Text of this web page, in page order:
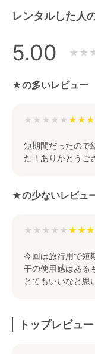
レンタルした人
5.00
★の多いレビュー
★★★★★
短期間だったので
た！ありがとうご
★の少ないレビュ
★★★★★
今回は旅行用で短
干の使用感はある
とてもいいなと思
トップレビュー